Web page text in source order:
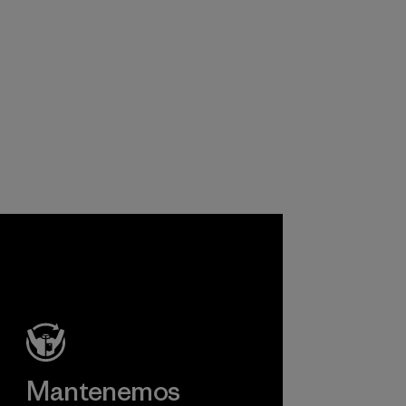
Mantenemos